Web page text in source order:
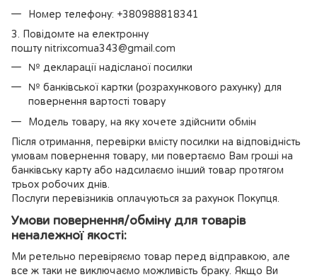
Номер телефону: +380988818341
3. Повідомте на електронну
пошту nitrixcomua343@gmail.com
№ декларації надісланої посилки
№ банківської картки (розрахункового рахунку) для
повернення вартості товару
Модель товару, на яку хочете здійснити обмін
Після отримання, перевірки вмісту посилки на відповідність
умовам повернення товару, ми повертаємо Вам гроші на
банківську карту або надсилаємо інший товар протягом
трьох робочих днів.
Послуги перевізників оплачуються за рахунок Покупця.
Умови повернення/обміну для товарів
неналежної якості:
Ми ретельно перевіряємо товар перед відправкою, але
все ж таки не виключаємо можливість браку. Якщо Ви